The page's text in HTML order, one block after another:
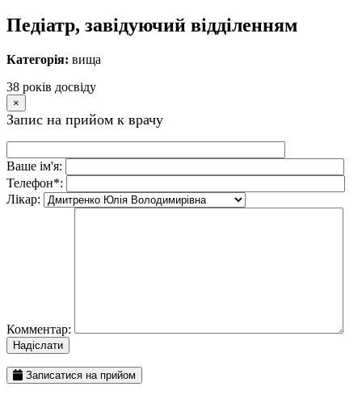
Педіатр, завідуючий відділенням
Категорія: вища
38 рокiв досвiду
×
Запис на прийом к врачу
Ваше iм'я:
Телефон*:
Лiкар:
Комментар:
Записатися на прийом